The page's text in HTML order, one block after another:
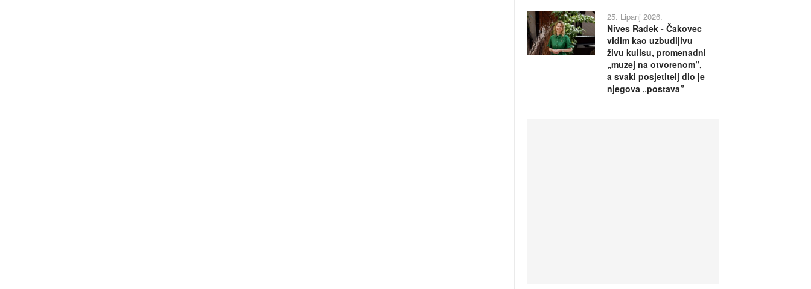
25. Lipanj 2026.
Nives Radek - Čakovec
vidim kao uzbudljivu
živu kulisu, promenadni
„muzej na otvorenom”,
a svaki posjetitelj dio je
njegova „postava”